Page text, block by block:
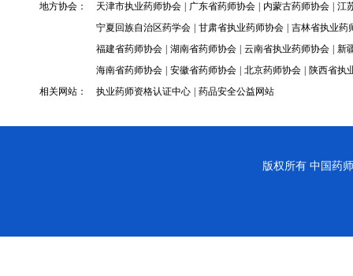
地方协会：
天津市执业药师协会 广东省药师协会 内蒙古药师协会
江
宁夏回族自治区药学会
甘肃省执业药师协会
吉林省执业药
福建省药师协会
湖南省药师协会 云南省执业药师协会
新
海南省药师协会
安徽省药师协会 北京药师协会
陕西省执
相关网站：
执业药师资格认证中心 药品安全公益网站
版权所有 中国药